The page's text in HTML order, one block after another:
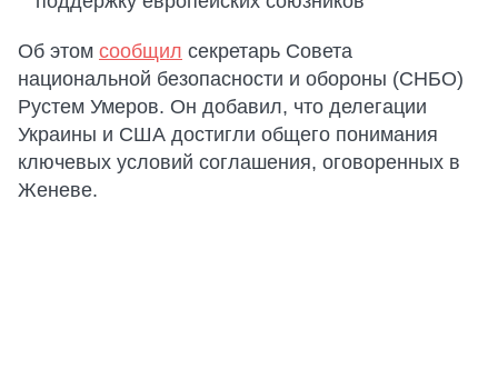
Об этом сообщил секретарь Совета
национальной безопасности и обороны (СНБО)
Рустем Умеров. Он добавил, что делегации
Украины и США достигли общего понимания
ключевых условий соглашения, оговоренных в
Женеве.